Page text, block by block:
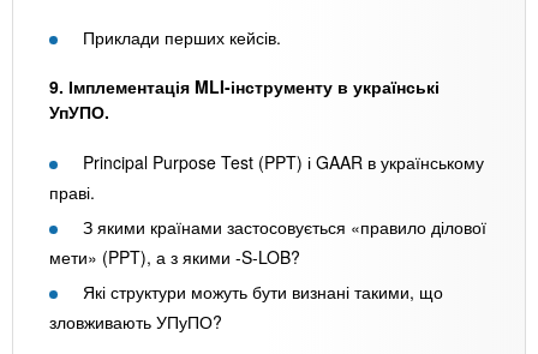
Приклади перших кейсів.
9. Імплементація MLI-інструменту в українські
УпУПО.
Principal Purpose Test (PPT) і GAAR в українському
праві.
З якими країнами застосовується «правило ділової
мети» (PPT), а з якими -S-LOB?
Які структури можуть бути визнані такими, що
зловживають УПуПО?